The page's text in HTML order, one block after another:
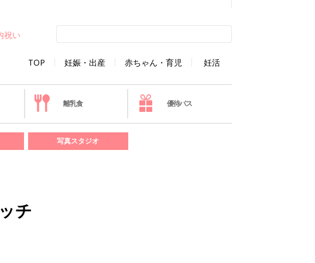
TOP 妊娠・出産 赤ちゃん・育児 妊活
祝い
離乳食 優待パス
写真スタジオ
チ